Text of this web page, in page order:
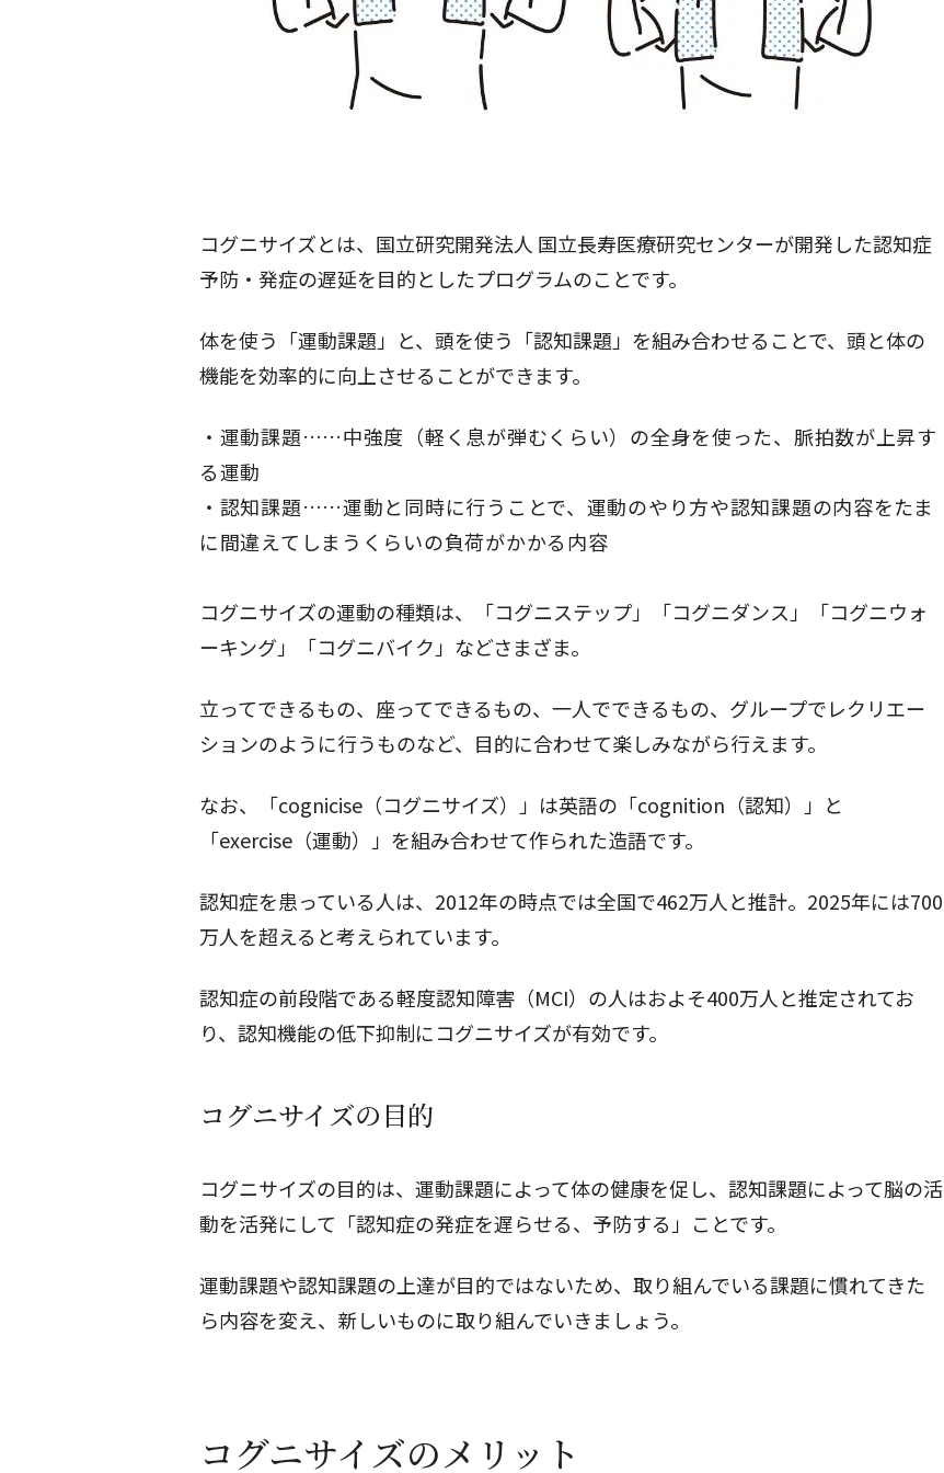
コグニサイズとは、国立研究開発法人 国立長寿医療研究センターが開発した認知症
予防・発症の遅延を目的としたプログラムのことです。
体を使う「運動課題」と、頭を使う「認知課題」を組み合わせることで、頭と体の
機能を効率的に向上させることができます。
運動課題……中強度（軽く息が弾むくらい）の全身を使った、脈拍数が上昇す
る運動
認知課題……運動と同時に行うことで、運動のやり方や認知課題の内容をたま
に間違えてしまうくらいの負荷がかかる内容
コグニサイズの運動の種類は、「コグニステップ」「コグニダンス」「コグニウォ
ーキング」「コグニバイク」などさまざま。
立ってできるもの、座ってできるもの、一人でできるもの、グループでレクリエー
ションのように行うものなど、目的に合わせて楽しみながら行えます。
なお、「cognicise（コグニサイズ）」は英語の「cognition（認知）」と
「exercise（運動）」を組み合わせて作られた造語です。
認知症を患っている人は、2012年の時点では全国で462万人と推計。2025年には700
万人を超えると考えられています。
認知症の前段階である軽度認知障害（MCI）の人はおよそ400万人と推定されてお
り、認知機能の低下抑制にコグニサイズが有効です。
コグニサイズの目的
コグニサイズの目的は、運動課題によって体の健康を促し、認知課題によって脳の活
動を活発にして「認知症の発症を遅らせる、予防する」ことです。
運動課題や認知課題の上達が目的ではないため、取り組んでいる課題に慣れてきた
ら内容を変え、新しいものに取り組んでいきましょう。
コグニサイズのメリット
閉じる